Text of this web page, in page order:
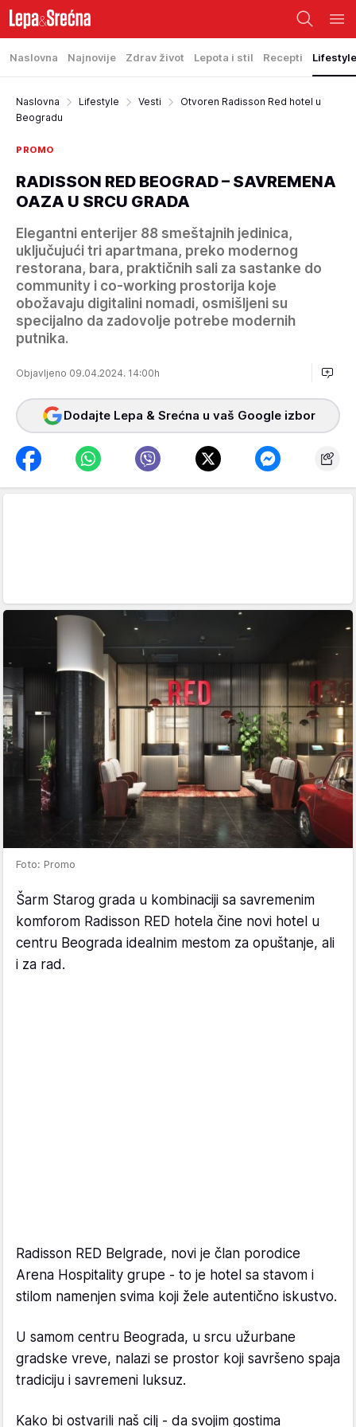
Naslovna Najnovije Zdrav život Lepota i stil Recepti Lifestyle
Naslovna Lifestyle Vesti
Otvoren Radisson Red hotel u
Beogradu
PROMO
RADISSON RED BEOGRAD – SAVREMENA
OAZA U SRCU GRADA
Elegantni enterijer 88 smeštajnih jedinica,
uključujući tri apartmana, preko modernog
restorana, bara, praktičnih sali za sastanke do
community i co-working prostorija koje
obožavaju digitalini nomadi, osmišljeni su
specijalno da zadovolje potrebe modernih
putnika.
Objavljeno 09.04.2024. 14:00h
Dodajte Lepa & Srećna u vaš Google izbor
Foto: Promo
Šarm Starog grada u kombinaciji sa savremenim
komforom Radisson RED hotela čine novi hotel u
centru Beograda idealnim mestom za opuštanje, ali
i za rad.
Radisson RED Belgrade, novi je član porodice
Arena Hospitality grupe - to je hotel sa stavom i
stilom namenjen svima koji žele autentično iskustvo.
U samom centru Beograda, u srcu užurbane
gradske vreve, nalazi se prostor koji savršeno spaja
tradiciju i savremeni luksuz.
Kako bi ostvarili naš cilj - da svojim gostima